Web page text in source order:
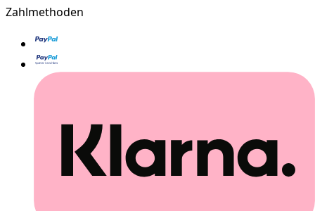
Zahlmethoden